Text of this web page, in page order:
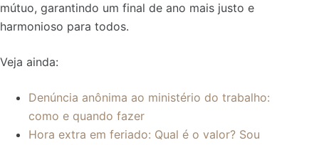
mútuo, garantindo um final de ano mais justo e
harmonioso para todos.
Veja ainda:
Denúncia anônima ao ministério do trabalho:
como e quando fazer
Hora extra em feriado: Qual é o valor? Sou